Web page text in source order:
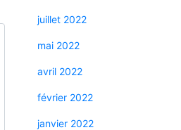
juillet 2022
mai 2022
avril 2022
février 2022
janvier 2022